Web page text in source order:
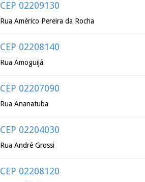
CEP 02209130
Rua Américo Pereira da Rocha
CEP 02208140
Rua Amoguijá
CEP 02207090
Rua Ananatuba
CEP 02204030
Rua André Grossi
CEP 02208120